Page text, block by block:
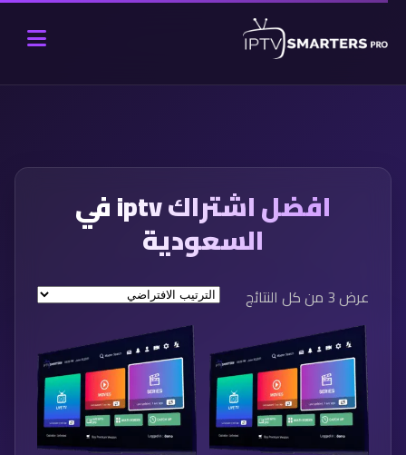
افضل اشتراك iptv في
السعودية
عرض ⁦3⁩ من كل النتائج